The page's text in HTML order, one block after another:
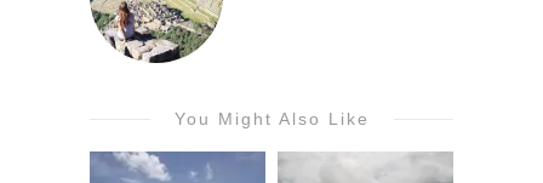
You Might Also Like